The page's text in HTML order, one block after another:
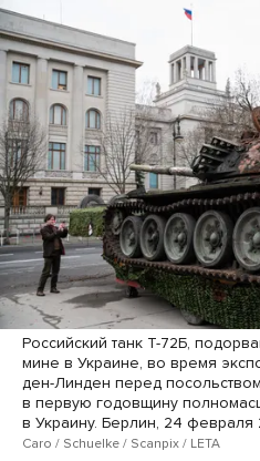
Российский танк Т-72Б,
мине в Украине, во время
ден-Линден перед
в первую годовщину
в Украину. Берлин, 24 февраля
Caro / Schuelke / Scanpix / LETA